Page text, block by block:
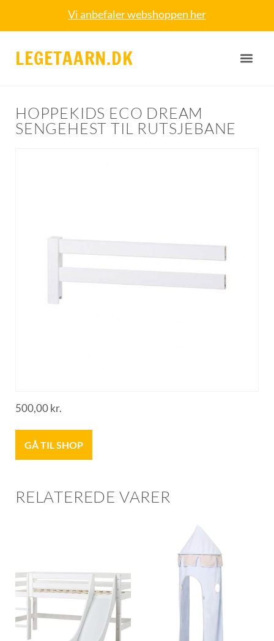
Vi anbefaler webshoppen her
LEGETAARN.DK
HOPPEKIDS ECO DREAM
SENGEHEST TIL RUTSJEBANE
500,00kr.
GÅ TIL SHOP
RELATEREDE VARER